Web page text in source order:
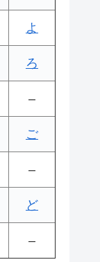
よ
ろ
–
ご
–
ど
–